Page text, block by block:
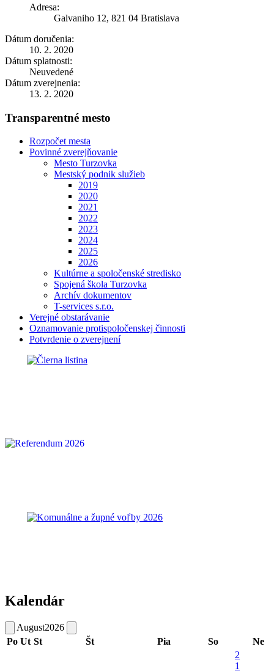
Adresa:
Galvaniho 12, 821 04 Bratislava
Dátum doručenia:
10. 2. 2020
Dátum splatnosti:
Neuvedené
Dátum zverejnenia:
13. 2. 2020
Transparentné mesto
Rozpočet mesta
Povinné zverejňovanie
Mesto Turzovka
Mestský podnik služieb
2019
2020
2021
2022
2023
2024
2025
2026
Kultúrne a spoločenské stredisko
Spojená škola Turzovka
Archív dokumentov
T-services s.r.o.
Verejné obstarávanie
Oznamovanie protispoločenskej činnosti
Potvrdenie o zverejnení
Kalendár
August2026
Po Ut St Št Pia So
Ne
2
1